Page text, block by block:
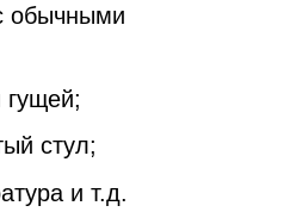
обычными
стул;
и т.д.